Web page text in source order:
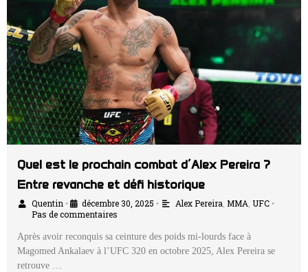
Quel est le prochain combat d’Alex Pereira ?
Entre revanche et défi historique
Quentin • décembre 30, 2025 • Alex Pereira, MMA, UFC •
Pas de commentaires
Après avoir reconquis sa ceinture des poids mi-lourds face à
Magomed Ankalaev à l’UFC 320 en octobre 2025, Alex Pereira se
retrouve …